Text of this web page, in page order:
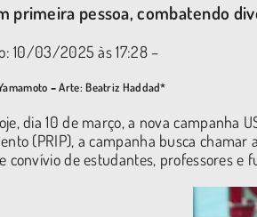
primeira pessoa, combatendo
10/03/2025 às 17:28 –
–Arte: Beatriz Haddad*
dia 10 de março, a nova campanha
(PRIP), a campanha busca
convívio de estudantes, professores e